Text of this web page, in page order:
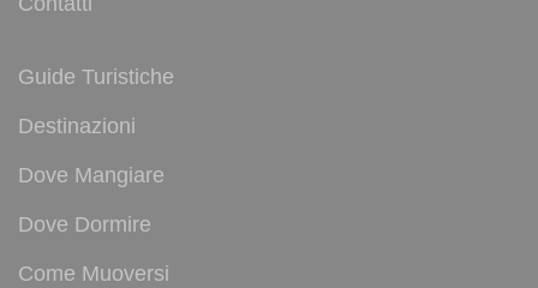
Guide Turistiche
Destinazioni
Dove Mangiare
Dove Dormire
Come Muoversi